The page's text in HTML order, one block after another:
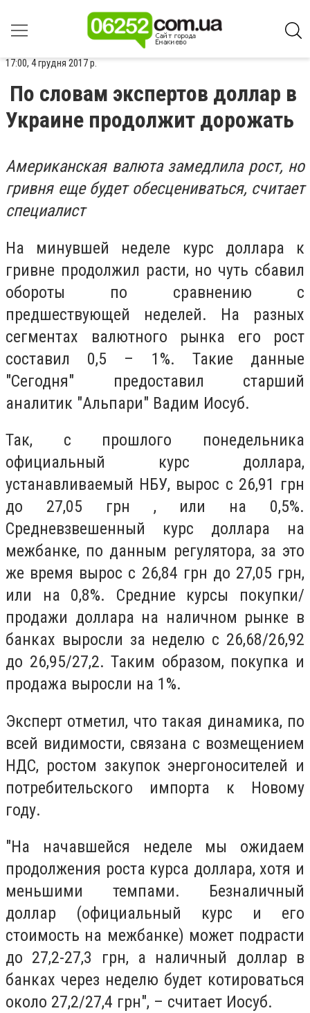
17:00, 4 грудня 2017 р.
По словам экспертов доллар в
Украине продолжит дорожать
Американская валюта замедлила рост, но
гривня еще будет обесцениваться, считает
специалист
На минувшей неделе курс доллара к
гривне продолжил расти, но чуть сбавил
обороты по сравнению с
предшествующей неделей. На разных
сегментах валютного рынка его рост
составил 0,5 – 1%. Такие данные
"Сегодня" предоставил старший
аналитик "Альпари" Вадим Иосуб.
Так, с прошлого понедельника
официальный курс доллара,
устанавливаемый НБУ, вырос с 26,91 грн
до 27,05 грн , или на 0,5%.
Средневзвешенный курс доллара на
межбанке, по данным регулятора, за это
же время вырос с 26,84 грн до 27,05 грн,
или на 0,8%. Средние курсы покупки/
продажи доллара на наличном рынке в
банках выросли за неделю с 26,68/26,92
до 26,95/27,2. Таким образом, покупка и
продажа выросли на 1%.
Эксперт отметил, что такая динамика, по
всей видимости, связана с возмещением
НДС, ростом закупок энергоносителей и
потребительского импорта к Новому
году.
"На начавшейся неделе мы ожидаем
продолжения роста курса доллара, хотя и
меньшими темпами. Безналичный
доллар (официальный курс и его
стоимость на межбанке) может подрасти
до 27,2-27,3 грн, а наличный доллар в
банках через неделю будет котироваться
около 27,2/27,4 грн", – считает Иосуб.